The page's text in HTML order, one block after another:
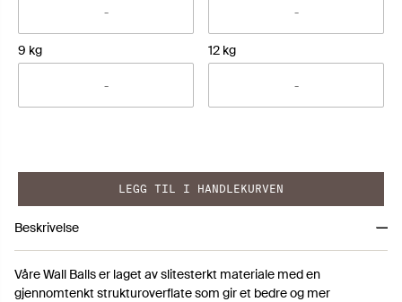
9 kg 12 kg
LEGG TIL I HANDLEKURVEN
Beskrivelse
Våre Wall Balls er laget av slitesterkt materiale med en
gjennomtenkt strukturoverflate som gir et bedre og mer